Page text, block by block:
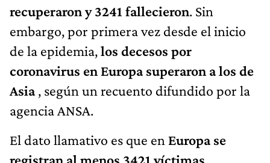
recuperaron y 3241 fallecieron. Sin
embargo, por primera vez desde el inicio
de la epidemia,los decesos por
coronavirus en Europa superaron a los de
Asia, según un recuento difundido por la
agencia ANSA.
El dato llamativo es que en Europa se
registran al menos 3421 víctimas,